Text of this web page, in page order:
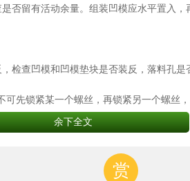
留有活动余量。组装凹模应水平置入
查凹模和凹模垫块是否装反，落料孔
先锁紧某一个螺丝，再锁紧另一个螺丝
余下全文
赏